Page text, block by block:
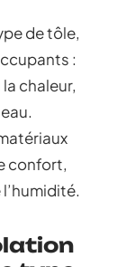
de tôle,
:
chaleur,
confort,